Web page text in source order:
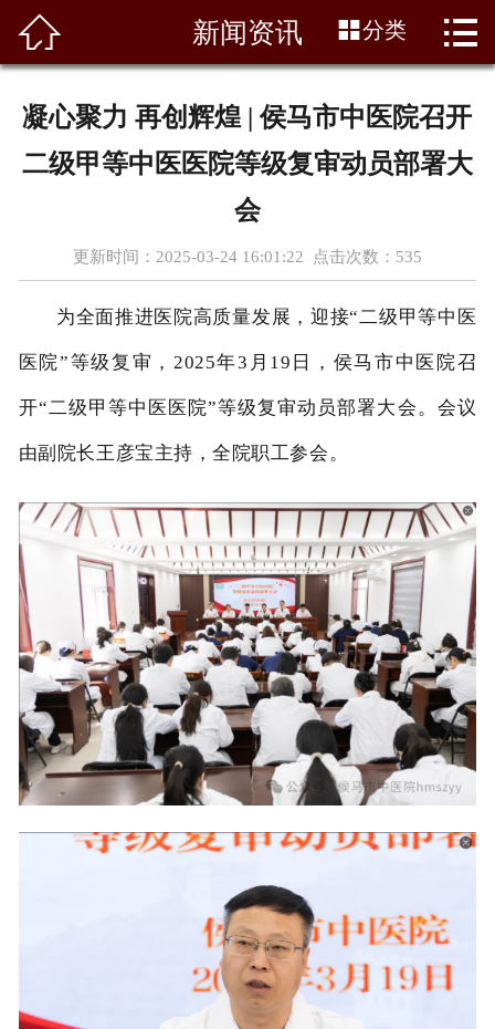
 首页
科室风采
专家团队
天使园地
医疗设备
在线预约
联系我们
 新闻资讯 分类 
凝心聚力 再创辉煌 | 侯马市中医院召开
二级甲等中医医院等级复审动员部署大
会‌
更新时间：2025-03-24 16:01:22 点击次数： 535
为全面推进医院高质量发展，迎接“二级甲等中医
医院”等级复审，2025年3月19日，侯马市中医院召
开“二级甲等中医医院”等级复审动员部署大会。会议
由副院长王彦宝主持，全院职工参会。